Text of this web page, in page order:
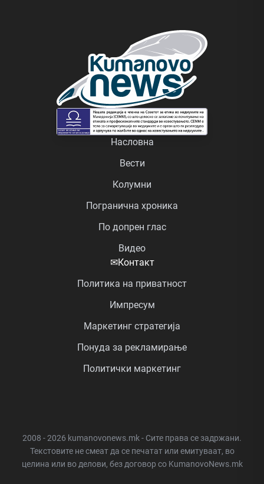
Насловна
Вести
Колумни
Погранична хроника
По допрен глас
Видео
✉Контакт
Политика на приватност
Импресум
Маркетинг стратегија
Понуда за рекламирање
Политички маркетинг
2008 - 2026 kumanovonews.mk - Сите права се задржани.
Текстовите не смеат да се печатат или емитуваат, во
целина или во делови, без договор со KumanovoNews.mk